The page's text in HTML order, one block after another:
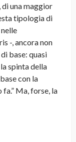
una maggior
tipologia di
-, ancora non
base: quasi
spinta della
con la
fa.” Ma, forse, la